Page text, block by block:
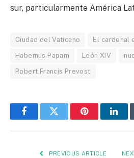
sur, particularmente América
Ciudad del Vaticano El cardenal
Habemus Papam León XIV
Robert Francis Prevost
FacebookTwitter Pinterest
PREVIOUS ARTICLE